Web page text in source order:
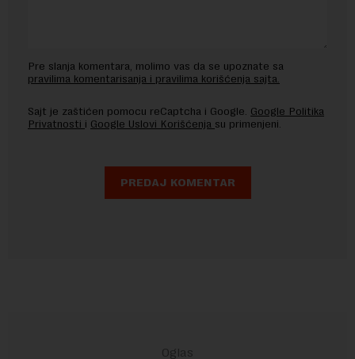
Pre slanja komentara, molimo vas da se upoznate sa
pravilima komentarisanja i pravilima korišćenja sajta.
Sajt je zaštićen pomocu reCaptcha i Google. Google Politika
Privatnosti i Google Uslovi Korišćenja su primenjeni.